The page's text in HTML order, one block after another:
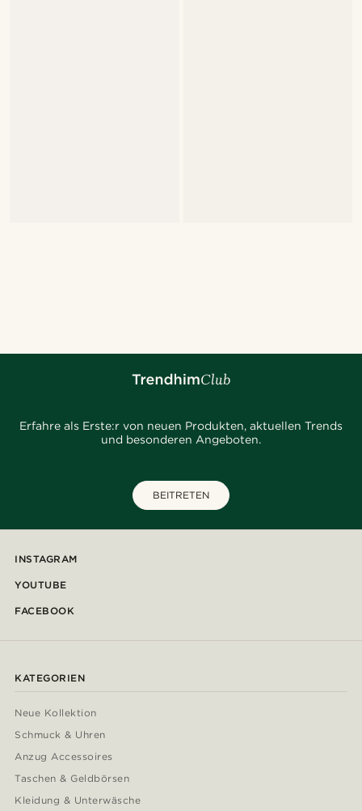
Erfahre als Erste:r von neuen Produkten, aktuellen Trends
und besonderen Angeboten.
BEITRETEN
INSTAGRAM
YOUTUBE
FACEBOOK
KATEGORIEN
Neue Kollektion
Schmuck & Uhren
Anzug Accessoires
Taschen & Geldbörsen
Kleidung & Unterwäsche